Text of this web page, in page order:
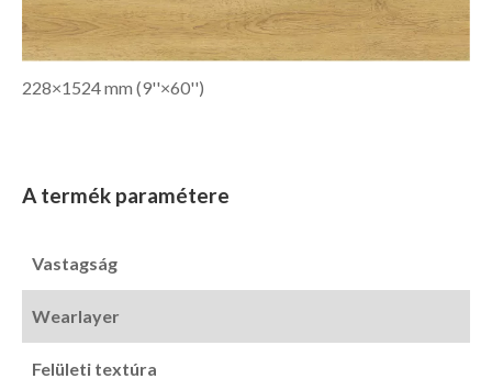
228×1524 mm (9''×60'')
A termék paramétere
Vastagság
Wearlayer
Felületi textúra